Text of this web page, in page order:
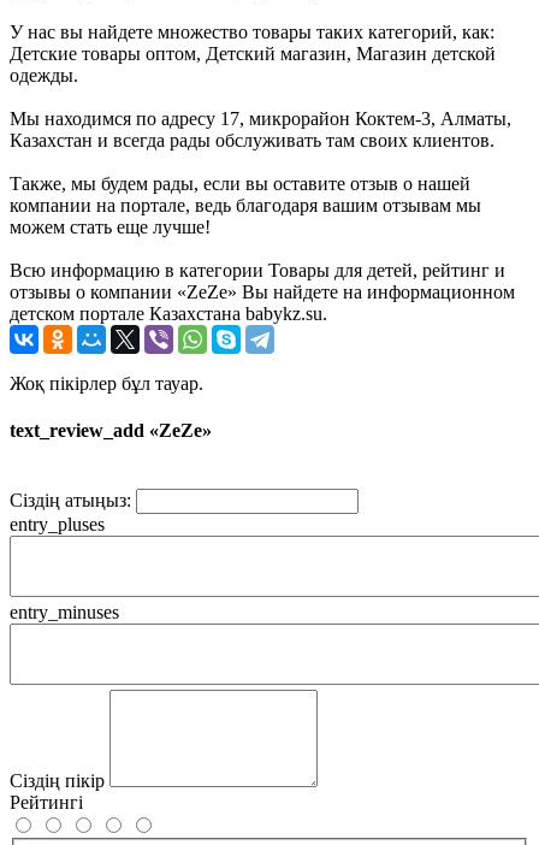
У нас вы найдете множество товары таких категорий, как:
Детские товары оптом, Детский магазин, Магазин детской
одежды.
Мы находимся по адресу 17, микрорайон Коктем-3, Алматы,
Казахстан и всегда рады обслуживать там своих клиентов.
Также, мы будем рады, если вы оставите отзыв о нашей
компании на портале, ведь благодаря вашим отзывам мы
можем стать еще лучше!
Всю информацию в категории Товары для детей, рейтинг и
отзывы о компании «ZeZe» Вы найдете на информационном
детском портале Казахстана babykz.su.
Жоқ пікірлер бұл тауар.
text_review_add «ZeZe»
Сіздің атыңыз:
entry_pluses
entry_minuses
Сіздің пікір
Рейтингі